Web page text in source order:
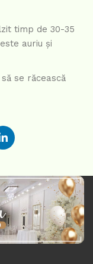
timp de 30-35
auriu și
se răcească